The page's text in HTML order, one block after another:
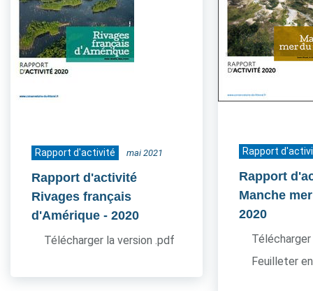
Rapport d'activité mai 2021
Rapport d'activité
Rivages français
d'Amérique - 2020
Télécharger la version .pdf
Rapport
Rapport
Manche
2020
Feuilleter